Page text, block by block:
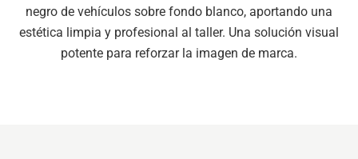
negro de vehículos sobre fondo blanco, aportando una
estética limpia y profesional al taller. Una solución visual
potente para reforzar la imagen de marca.